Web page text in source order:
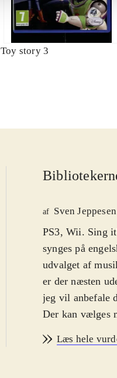
Toy story 3
af Sven Jeppesen
PS3, Wii. Sing
synges på
udvalget af
er der næsten
jeg vil anbefale
Der kan vælges
helt op til otte
Læs hele